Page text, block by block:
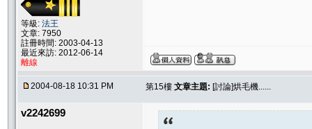
等級: 法王
文章: 7950
註冊時間: 2003-04-13
最近來訪: 2012-06-14
離線
2004-08-18 10:31 PM 第15樓 文章主題: [討論]烘毛機......
v2242699